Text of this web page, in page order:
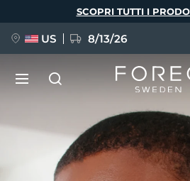
SCOPRI TUTTI I
US 8/13/26
NUOVO
BREAKING NEWS
Lingua